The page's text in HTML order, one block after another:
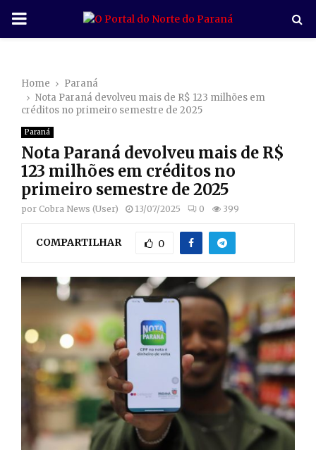
P
M
A
R
M
N
Home
Paraná
Nota Paraná devolveu mais de R$ 123 milhões em
créditos no primeiro semestre de 2025
Paraná
Nota Paraná devolveu mais de R$
123 milhões em créditos no
primeiro semestre de 2025
por Cobra News (User) 13/07/2025 0 399
COMPARTILHAR 0